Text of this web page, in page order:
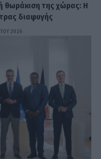
θωράκιση της χώρας: Η
διαφυγής
2026